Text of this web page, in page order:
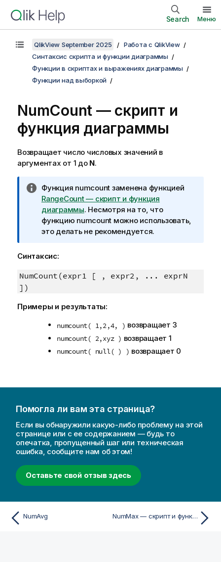
Search Меню
QlikView September 2025
Работа с QlikView
Синтаксис скрипта и функции диаграммы
Функции в скриптах и выражениях диаграммы
Функции над выборкой
NumCount — скрипт и
функция диаграммы
Возвращает число числовых значений в
аргументах от 1 до N.
П
р
и
м
е
а
и
и
и
Функция numcount заменена функцией
RangeCount — скрипт и функция
диаграммы. Несмотря на то, что
функцию numcount можно использовать,
это делать не рекомендуется.
Синтаксис:
NumCount(expr1 [ , expr2, ... exprN
])
Примеры и результаты:
numcount( 1,2,4, ) возвращает 3
numcount( 2,xyz ) возвращает 1
numcount( null( ) ) возвращает 0
Помогла ли вам эта страница?
Если вы обнаружили какую-либо проблему на этой
странице или с ее содержанием — будь то
опечатка, пропущенный шаг или техническая
ошибка, сообщите нам об этом!
Оставьте свой отзыв здесь
NumAvg NumMax — скрипт и функция диаграммы